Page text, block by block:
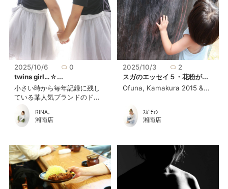
2025/10/6
0
twins girl…☆...
小さい時から毎年記録に残し
ている某人気ブランドのド...
RINA。
湘南店
2025/10/3
2
スガのエッセイ５・花粉が...
Ofuna, Kamakura 2015 &...
ｽｶﾞﾁｬﾝ
湘南店